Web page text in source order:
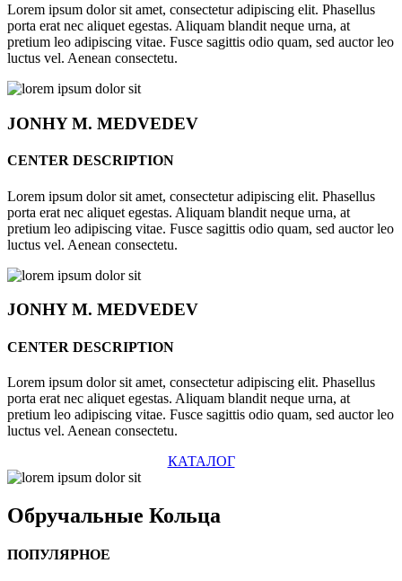
Lorem ipsum dolor sit amet, consectetur adipiscing elit. Phasellus
porta erat nec aliquet egestas. Aliquam blandit neque urna, at
pretium leo adipiscing vitae. Fusce sagittis odio quam, sed auctor leo
luctus vel. Aenean consectetu.
JONHYM. MEDVEDEV
CENTER DESCRIPTION
Lorem ipsum dolor sit amet, consectetur adipiscing elit. Phasellus
porta erat nec aliquet egestas. Aliquam blandit neque urna, at
pretium leo adipiscing vitae. Fusce sagittis odio quam, sed auctor leo
luctus vel. Aenean consectetu.
JONHYM. MEDVEDEV
CENTER DESCRIPTION
Lorem ipsum dolor sit amet, consectetur adipiscing elit. Phasellus
porta erat nec aliquet egestas. Aliquam blandit neque urna, at
pretium leo adipiscing vitae. Fusce sagittis odio quam, sed auctor leo
luctus vel. Aenean consectetu.
КАТАЛОГ
Обручальные Кольца
ПОПУЛЯРНОЕ